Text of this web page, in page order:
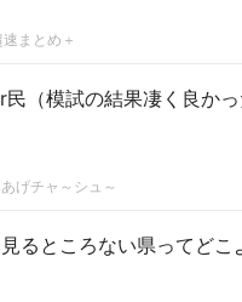
まとめ＋
（模試の結果凄く良か
げチャ～シュ～
るところない県ってどこ